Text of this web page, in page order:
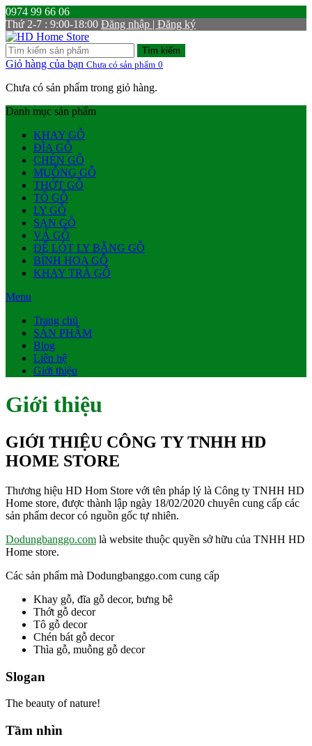
0974 99 66 06
Thứ 2-7 : 9:00-18:00 Đăng nhập | Đăng ký
Tìm kiếm
Giỏ hàng của bạn Chưa có sản phẩm 0
Chưa có sản phẩm trong giỏ hàng.
Danh mục sản phẩm
KHAY GỖ
ĐĨA GỖ
CHÉN GỖ
MUỖNG GỖ
THỚT GỖ
TÔ GỖ
LY GỖ
SẠN GỖ
VÁ GỖ
ĐẾ LÓT LY BẰNG GỖ
BÌNH HOA GỖ
KHAY TRÀ GỖ
Menu
Trang chủ
SẢN PHẨM
Blog
Liên hệ
Giới thiệu
Giới thiệu
GIỚI THIỆU CÔNG TY TNHH HD
HOME STORE
Thương hiệu HD Hom Store với tên pháp lý là Công ty TNHH HD
Home store, được thành lập ngày 18/02/2020 chuyên cung cấp các
sản phẩm decor có nguồn gốc tự nhiên.
Dodungbanggo.com là website thuộc quyền sở hữu của TNHH HD
Home store.
Các sản phẩm mà Dodungbanggo.com cung cấp
Khay gỗ, đĩa gỗ decor, bưng bê
Thớt gỗ decor
Tô gỗ decor
Chén bát gỗ decor
Thìa gỗ, muỗng gỗ decor
Slogan
The beauty of nature!
Tầm nhìn